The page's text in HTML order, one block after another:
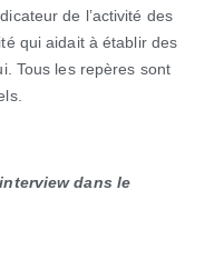
de l’activité des
qui aidait à établir des
Tous les repères sont
dans le